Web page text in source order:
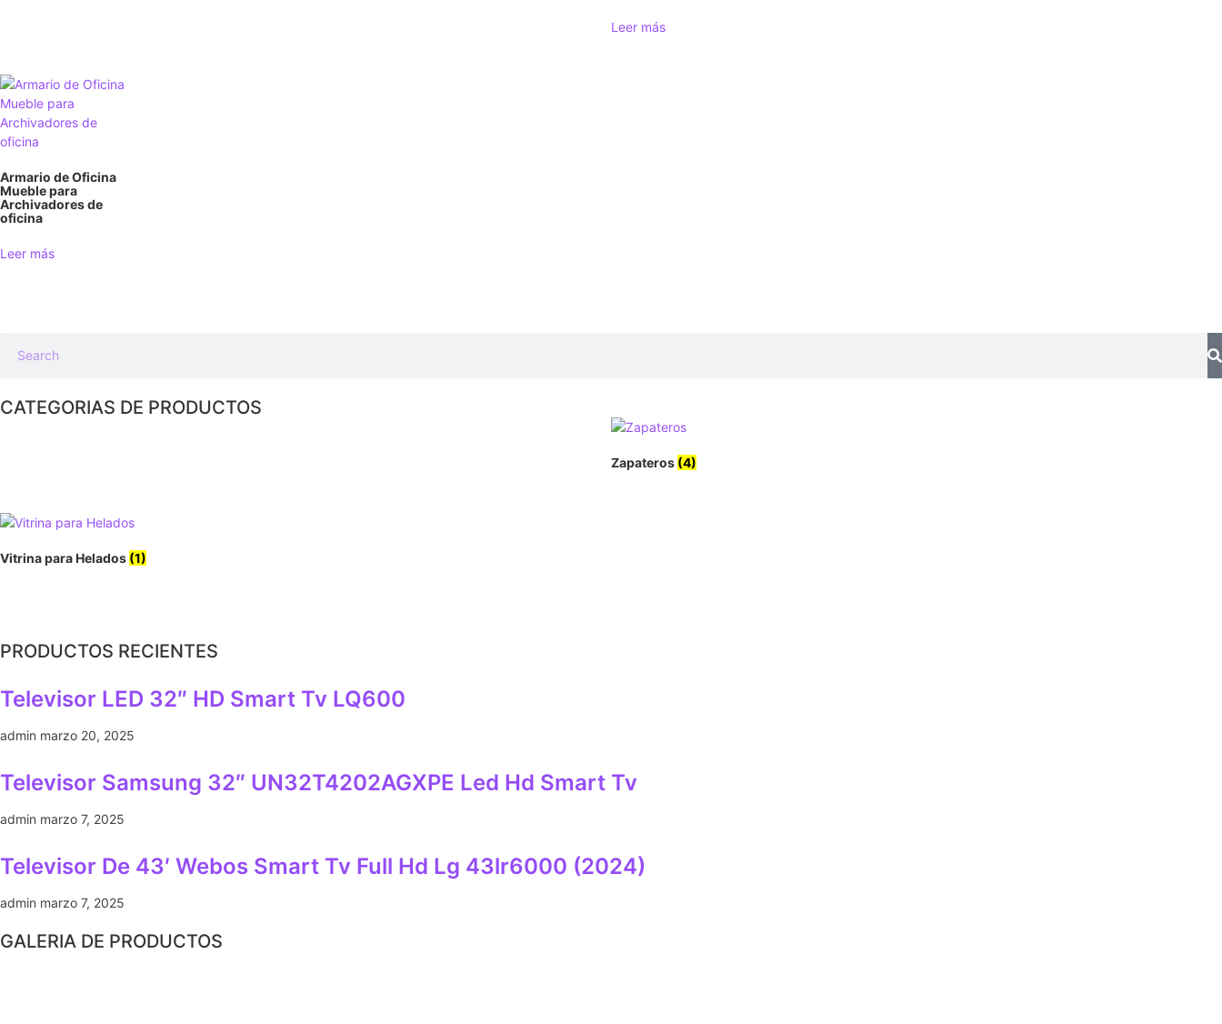
Leer más
Armario de Oficina
Mueble para
Archivadores de
oficina
Leer más
CATEGORIAS DE PRODUCTOS
Zapateros (4)
Vitrina para Helados (1)
PRODUCTOS RECIENTES
Televisor LED 32″ HD Smart Tv LQ600
admin marzo 20, 2025
Televisor Samsung 32″ UN32T4202AGXPE Led Hd Smart Tv
admin marzo 7, 2025
Televisor De 43′ Webos Smart Tv Full Hd Lg 43lr6000 (2024)
admin marzo 7, 2025
GALERIA DE PRODUCTOS